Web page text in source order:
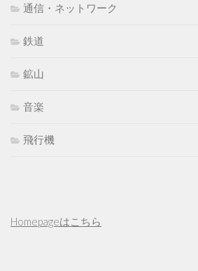
通信・ネットワーク
鉄道
鉱山
音楽
飛行機
Homepageはこちら